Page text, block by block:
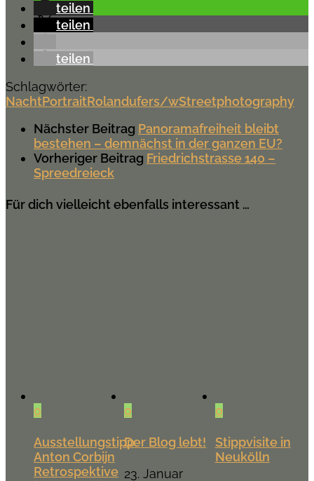
teilen
teilen
teilen
Schlagwörter:
NachtPortraitRolandufers/wStreetphotography
Nächster Beitrag Panoramafreiheit bleibt
bestehen – demnächst in der ganzen EU?
Vorheriger Beitrag Friedrichstrasse 140 –
Spreedreieck
Für dich vielleicht ebenfalls interessant …
0
Ausstellungstipp:
Anton Corbijn
Retrospektive
0
Der Blog lebt!
23. Januar
0
Stippvisite in
Neukölln